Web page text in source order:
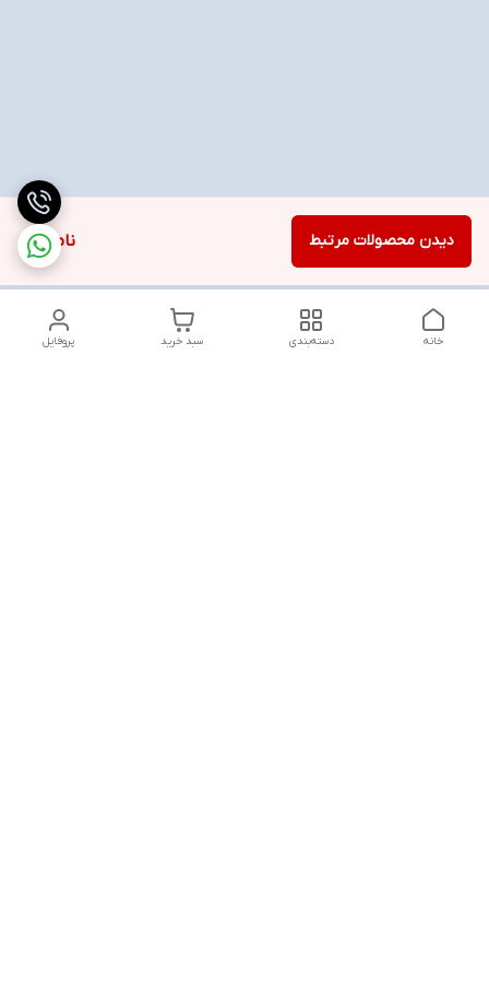
ناموجود دیدن محصولات مرتبط
پروفایل سبد خرید دسته‌بندی خانه